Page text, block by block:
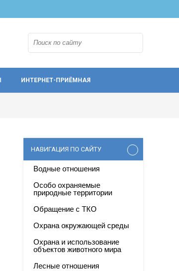
ИНТЕРНЕТ-ПРИЁМНАЯ
НАВИГАЦИЯ ПО САЙТУ
Водные отношения
Особо охраняемые
природные территории
Обращение с ТКО
Охрана окружающей среды
Охрана и использование
объектов животного мира
Лесные отношения